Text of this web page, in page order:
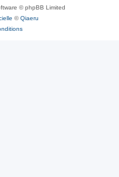
© phpBB Limited
©Qiaeru